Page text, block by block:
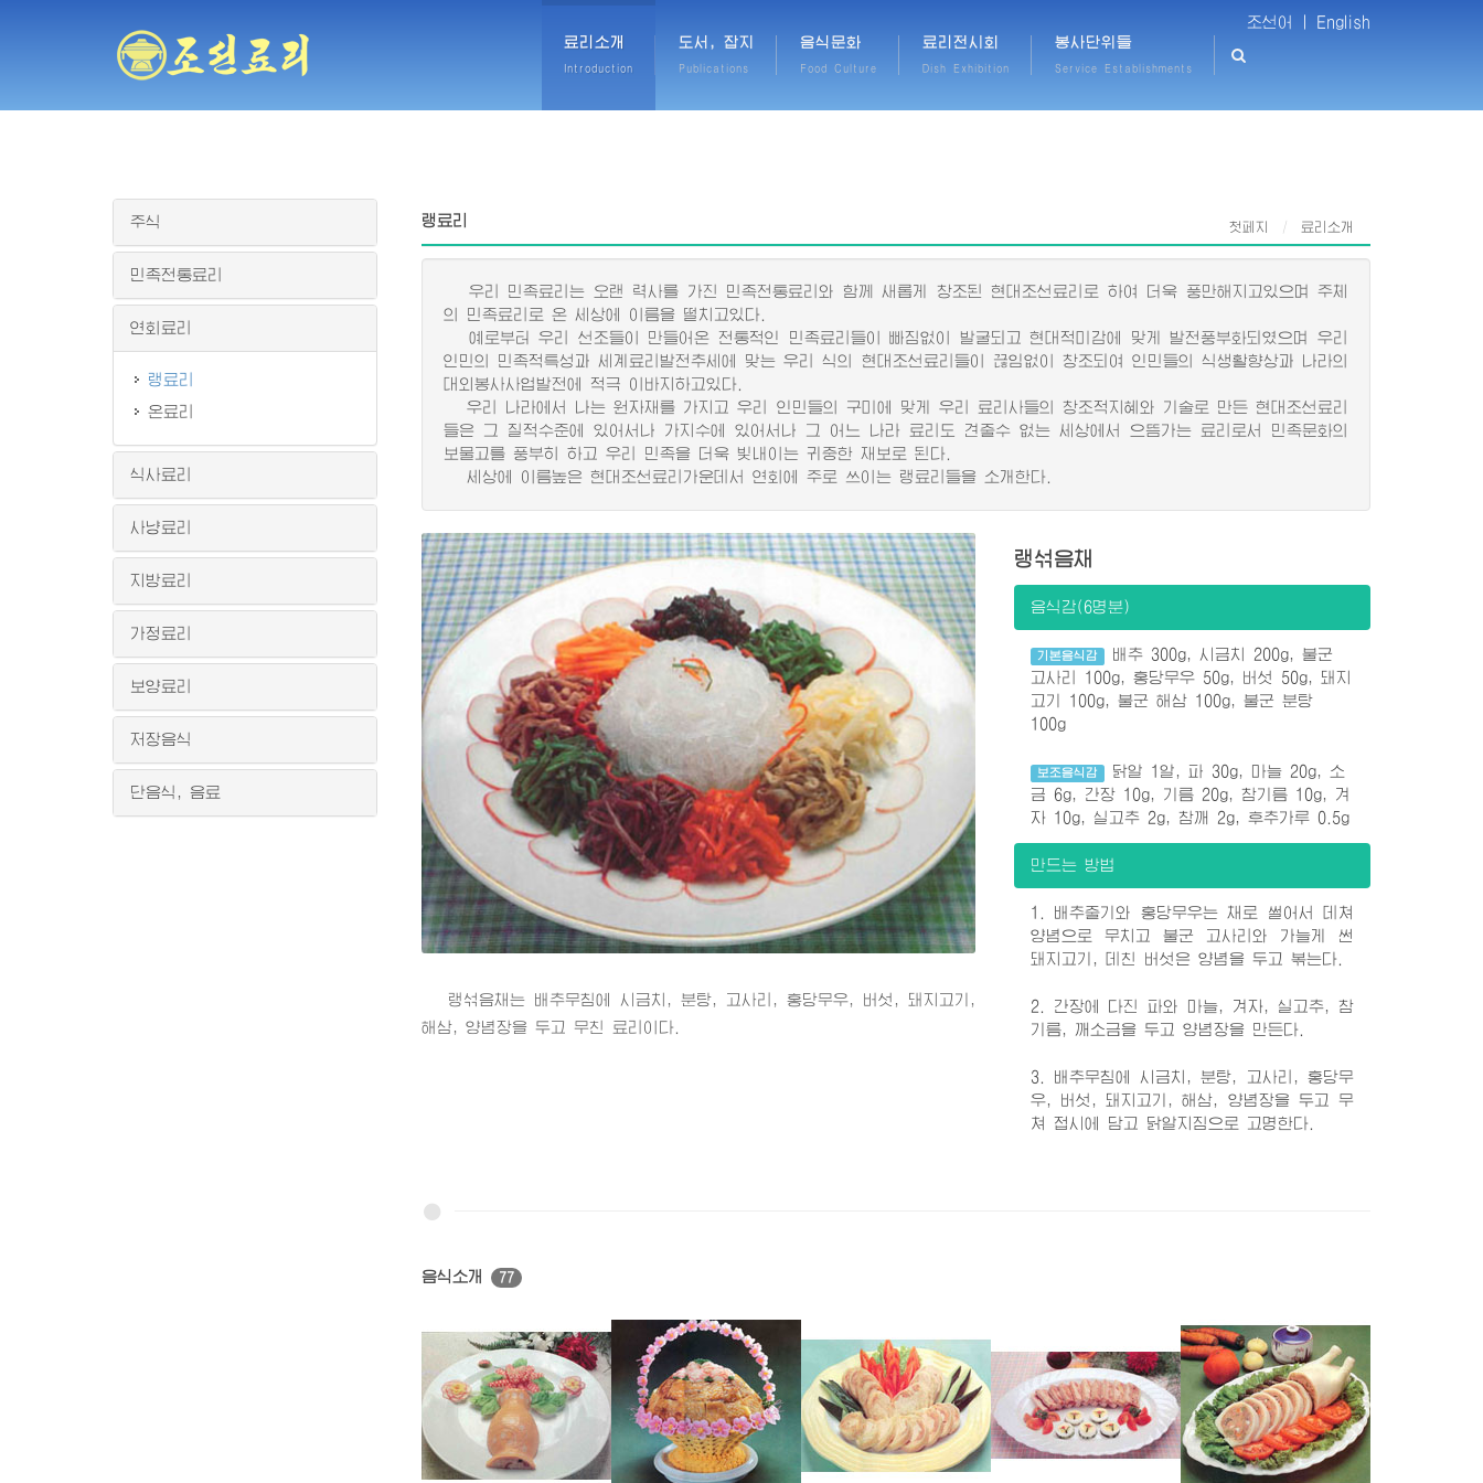
조선어 | English
료리소개
Introduction
도서, 잡지
Publications
음식문화
Food Culture
료리전시회
Dish Exhibition
봉사단위들
Service Establishments
랭료리 첫페지 료리소개
우리 민족료리는 오랜 력사를 가진 민족전통료리와 함께 새롭게 창조된 현대조선료리로 하여 더욱 풍만해지고있으며 주체
의 민족료리로 온 세상에 이름을 떨치고있다.
예로부터 우리 선조들이 만들어온 전통적인 민족료리들이 빠짐없이 발굴되고 현대적미감에 맞게 발전풍부화되였으며 우리
인민의 민족적특성과 세계료리발전추세에 맞는 우리 식의 현대조선료리들이 끊임없이 창조되여 인민들의 식생활향상과 나라의
대외봉사사업발전에 적극 이바지하고있다.
우리 나라에서 나는 원자재를 가지고 우리 인민들의 구미에 맞게 우리 료리사들의 창조적지혜와 기술로 만든 현대조선료리
들은 그 질적수준에 있어서나 가지수에 있어서나 그 어느 나라 료리도 견줄수 없는 세상에서 으뜸가는 료리로서 민족문화의
보물고를 풍부히 하고 우리 민족을 더욱 빛내이는 귀중한 재보로 된다.
세상에 이름높은 현대조선료리가운데서 연회에 주로 쓰이는 랭료리들을 소개한다.
랭섞음채는 배추무침에 시금치, 분탕, 고사리, 홍당무우, 버섯, 돼지고기,
해삼, 양념장을 두고 무친 료리이다.
랭섞음채
음식감(6명분)
기본음식감
배추 300g, 시금치 200g, 불군
고사리 100g, 홍당무우 50g, 버섯 50g, 돼지
고기 100g, 불군 해삼 100g, 불군 분탕
100g
보조음식감
닭알 1알, 파 30g, 마늘 20g, 소
금 6g, 간장 10g, 기름 20g, 참기름 10g, 겨
자 10g, 실고추 2g, 참깨 2g, 후추가루 0.5g
만드는 방법
1. 배추줄기와 홍당무우는 채로 썰어서 데쳐
양념으로 무치고 불군 고사리와 가늘게 썬
돼지고기, 데친 버섯은 양념을 두고 볶는다.
2. 간장에 다진 파와 마늘, 겨자, 실고추, 참
기름, 깨소금을 두고 양념장을 만든다.
3. 배추무침에 시금치, 분탕, 고사리, 홍당무
우, 버섯, 돼지고기, 해삼, 양념장을 두고 무
쳐 접시에 담고 닭알지짐으로 고명한다.
음식소개 77
주식
민족전통료리
연회료리
랭료리
온료리
식사료리
사냥료리
지방료리
가정료리
보양료리
저장음식
단음식, 음료